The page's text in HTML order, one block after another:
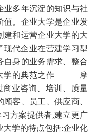
业多年沉淀的知识与社
值。企业大学是企业发
建和运营企业大学的大
现代企业在营建学习型
自身的业务需求、整合
学的典范之作———摩
商业咨询、培训、质量
客、员工、供应商、
方案提供者,建立更广
大学的特点包括:企业化